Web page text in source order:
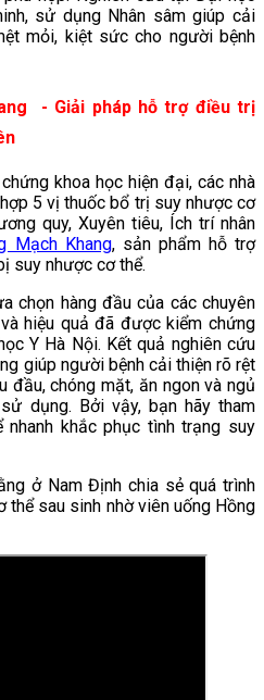
sử dụng Nhân sâm giúp cải
mỏi, kiệt sức cho người bệnh
- Giải pháp hỗ trợ điều trị
khoa học hiện đại, các nhà
5 vị thuốc bổ trị suy nhược cơ
quy, Xuyên tiêu, Ích trí nhân
Mạch Khang, sản phẩm hỗ trợ
suy nhược cơ thể.
chọn hàng đầu của các chuyên
hiệu quả đã được kiểm chứng
Y Hà Nội. Kết quả nghiên cứu
giúp người bệnh cải thiện rõ rệt
đầu, chóng mặt, ăn ngon và ngủ
dụng. Bởi vậy, bạn hãy tham
khắc phục tình trạng suy
ở Nam Định chia sẻ quá trình
sau sinh nhờ viên uống Hồng